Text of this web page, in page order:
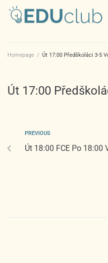
Homepage / Út 17:00 Předškoláci 3-5
Út 17:00
PREVIOUS
Út 18:00 FCE Po 18:00